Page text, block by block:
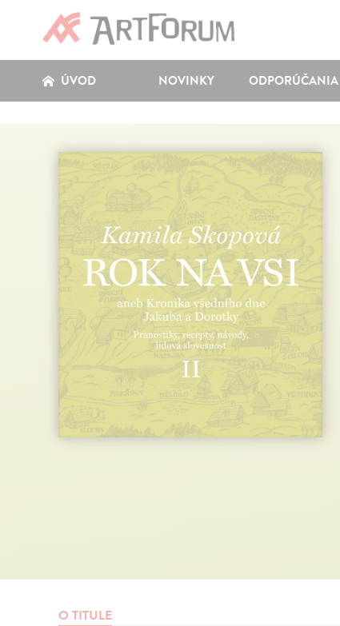
ÚVOD NOVINKY ODPORÚČANIA
O TITULE